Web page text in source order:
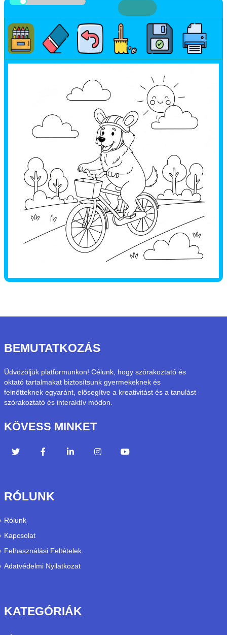
BEMUTATKOZÁS
Üdvözöljük platformunkon! Célunk, hogy szórakoztató és
oktató tartalmakat biztosítsunk gyermekeknek és
felnőtteknek egyaránt, elősegítve a kreativitást és a tanulást
szórakoztató és interaktív módon.
KÖVESS MINKET
RÓLUNK
Rólunk
Kapcsolat
Felhasználási Feltételek
Adatvédelmi Nyilatkozat
KATEGÓRIÁK